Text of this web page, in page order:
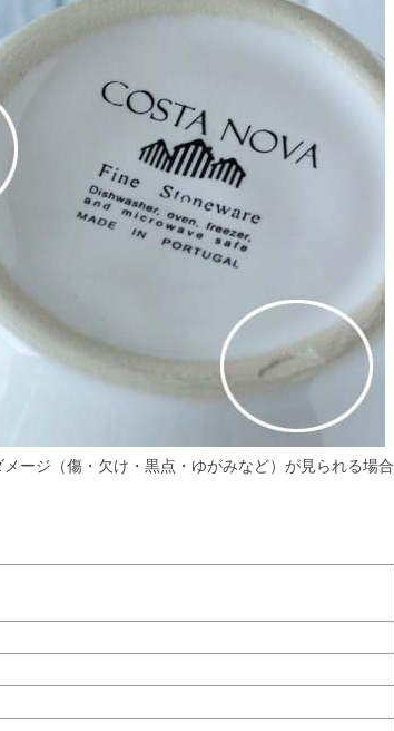
ージ（傷・欠け・黒点・ゆがみなど）が見られる場合